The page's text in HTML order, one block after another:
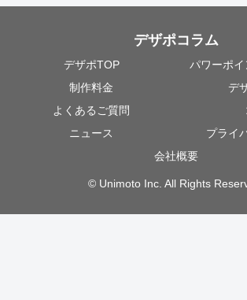
デザポコラム
デザポTOP
パワーポイ
制作料金
デ
よくあるご質問
ニュース
プライ
会社概要
© Unimoto Inc. All Rights